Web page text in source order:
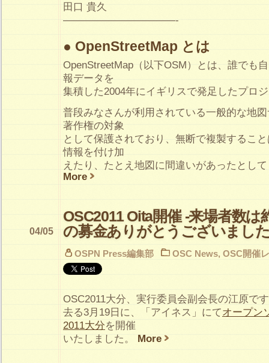
田口 貴久
———————————-
● OpenStreetMap とは
OpenStreetMap（以下OSM）とは、誰でも
報データを
集積した2004年にイギリスで発足したプロ
普段みなさんが利用されている一般的な地
著作権の対象
として保護されており、無断で複製するこ
情報を付け加
えたり、たとえ地図に間違いがあったとし
More
OSC2011 Oita開催 -来場者数は
の募金ありがとうございまし
04/05
OSPN Press編集部 OSC News, OSC開催
OSC2011大分、実行委員会副会長の江原で
去る3月19日に、「アイネス」にてオープン
2011大分を開催
いたしました。
More